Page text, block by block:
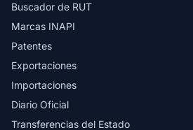
Buscador de RUT
Marcas INAPI
Patentes
Exportaciones
Importaciones
Diario Oficial
Transferencias del Estado